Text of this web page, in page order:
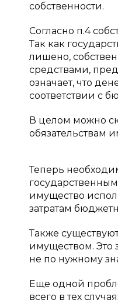
собственности.
Согласно п.4
Так как
лишено,
средствами,
означает, что
соответствии с
В целом можно
обязательствам
Теперь
имущество
затратам
Также
имуществом. Это
не по нужному
Еще одной
всего в тех